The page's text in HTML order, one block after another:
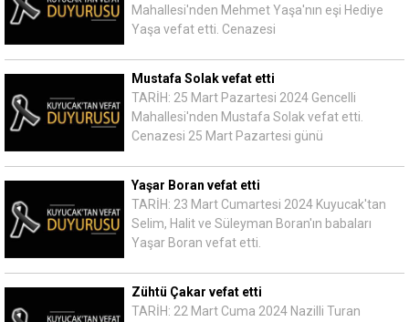
Mahallesi'nden Mehmet Yaşa'nın eşi Hediye
Yaşa vefat etti. Cenazesi
Mustafa Solak vefat etti
TARİH: 25 Mart Pazartesi 2024 Gencelli
Mahallesi'nden Mustafa Solak vefat etti.
Cenazesi 25 Mart Pazartesi günü
Yaşar Boran vefat etti
TARİH: 23 Mart Cumartesi 2024 Kuyucak'tan
Selim, Halit ve Süleyman Boran'ın babaları
Yaşar Boran vefat etti.
Zühtü Çakar vefat etti
TARİH: 22 Mart Cuma 2024 Nazilli Turan